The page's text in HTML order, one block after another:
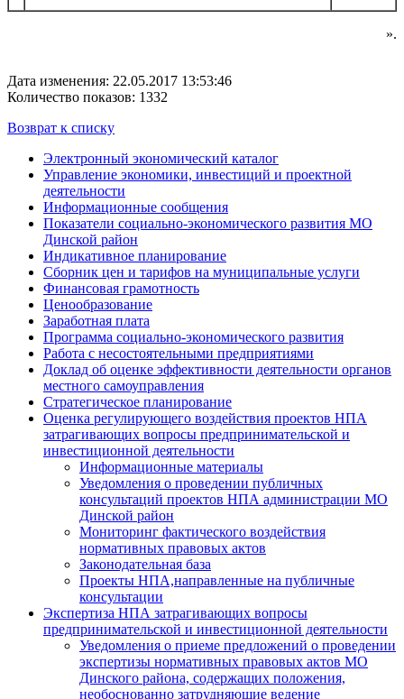
».
Дата изменения: 22.05.2017 13:53:46
Количество показов: 1332
Возврат к списку
Электронный экономический каталог
Управление экономики, инвестиций и проектной
деятельности
Информационные сообщения
Показатели социально-экономического развития МО
Динской район
Индикативное планирование
Сборник цен и тарифов на муниципальные услуги
Финансовая грамотность
Ценообразование
Заработная плата
Программа социально-экономического развития
Работа с несостоятельными предприятиями
Доклад об оценке эффективности деятельности органов
местного самоуправления
Стратегическое планирование
Оценка регулирующего воздействия проектов НПА
затрагивающих вопросы предпринимательской и
инвестиционной деятельности
Информационные материалы
Уведомления о проведении публичных
консультаций проектов НПА администрации МО
Динской район
Мониторинг фактического воздействия
нормативных правовых актов
Законодательная база
Проекты НПА,направленные на публичные
консультации
Экспертиза НПА затрагивающих вопросы
предпринимательской и инвестиционной деятельности
Уведомления о приеме предложений о проведении
экспертизы нормативных правовых актов МО
Динского района, содержащих положения,
необоснованно затрудняющие ведение